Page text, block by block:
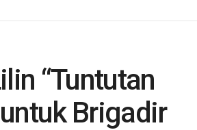
“Tuntutan
Brigadir